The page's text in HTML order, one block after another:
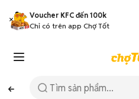
Voucher KFC đến 100k
Chỉ có trên app Chợ Tốt